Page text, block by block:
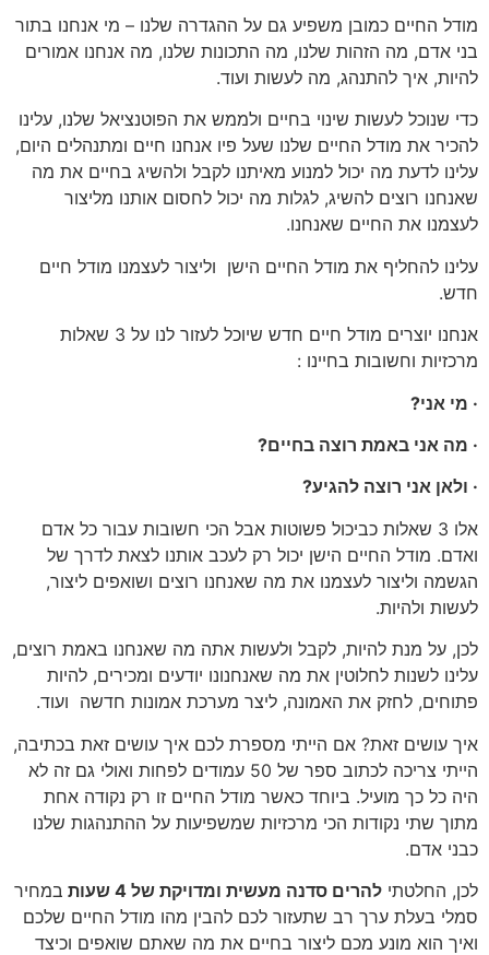
מודל החיים כמובן משפיע גם על ההגדרה שלנו – מי אנחנו בתור
בני אדם, מה הזהות שלנו, מה התכונות שלנו, מה אנחנו אמורים
להיות, איך להתנהג, מה לעשות ועוד.
כדי שנוכל לעשות שינוי בחיים ולממש את הפוטנציאל שלנו, עלינו
להכיר את מודל החיים שלנו שעל פיו אנחנו חיים ומתנהלים היום,
עלינו לדעת מה יכול למנוע מאיתנו לקבל ולהשיג בחיים את מה
שאנחנו רוצים להשיג, לגלות מה יכול לחסום אותנו מליצור
לעצמנו את החיים שאנחנו.
עלינו להחליף את מודל החיים הישן וליצור לעצמנו מודל חיים
חדש.
אנחנו יוצרים מודל חיים חדש שיוכל לעזור לנו על 3 שאלות
מרכזיות וחשובות בחיינו :
· מי אני?
· מה אני באמת רוצה בחיים?
· ולאן אני רוצה להגיע?
אלו 3 שאלות כביכול פשוטות אבל הכי חשובות עבור כל אדם
ואדם. מודל החיים הישן יכול רק לעכב אותנו לצאת לדרך של
הגשמה וליצור לעצמנו את מה שאנחנו רוצים ושואפים ליצור,
לעשות ולהיות.
לכן, על מנת להיות, לקבל ולעשות אתה מה שאנחנו באמת רוצים,
עלינו לשנות לחלוטין את מה שאנחנונו יודעים ומכירים, להיות
פתוחים, לחזק את האמונה, ליצר מערכת אמונות חדשה ועוד.
איך עושים זאת? אם הייתי מספרת לכם איך עושים זאת בכתיבה,
הייתי צריכה לכתוב ספר של 50 עמודים לפחות ואולי גם זה לא
היה כל כך מועיל. ביוחד כאשר מודל החיים זו רק נקודה אחת
מתוך שתי נקודות הכי מרכזיות שמשפיעות על ההתנהגות שלנו
כבני אדם.
לכן, החלטתי להרים סדנה מעשית ומדויקת של 4 שעות במחיר
סמלי בעלת ערך רב שתעזור לכם להבין מהו מודל החיים שלכם
ואיך הוא מונע מכם ליצור בחיים את מה שאתם שואפים וכיצד